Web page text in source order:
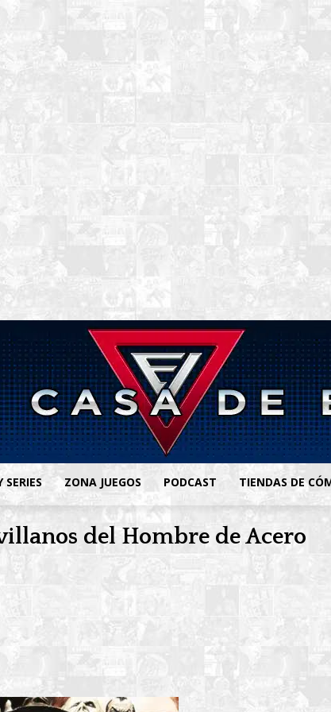
SERIES ZONA JUEGOS PODCAST TIENDAS DE
del Hombre de Acero